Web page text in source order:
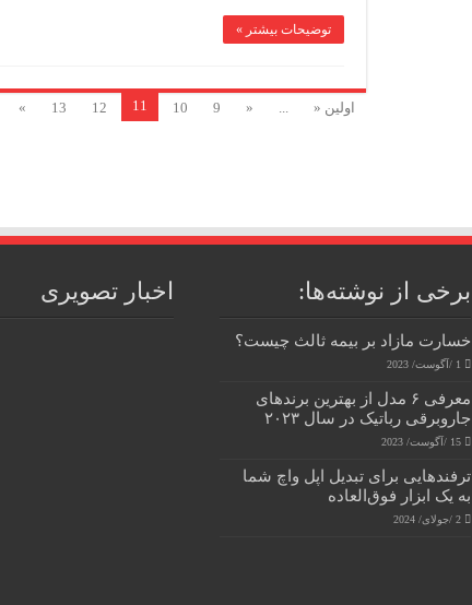
توضیحات بیشتر »
اولین « ...
«
9
10
11
12
13
»
برخی از نوشته‌ها:
خسارت مازاد بر بیمه ثالث چیست؟
1 /آگوست/ 2023
معرفی ۶ مدل از بهترین برندهای
جاروبرقی رباتیک در سال ۲۰۲۳
15 /آگوست/ 2023
ترفندهایی برای تبدیل اپل واچ شما
به یک ابزار فوق‌العاده
2 /جولای/ 2024
اخبار تصویری